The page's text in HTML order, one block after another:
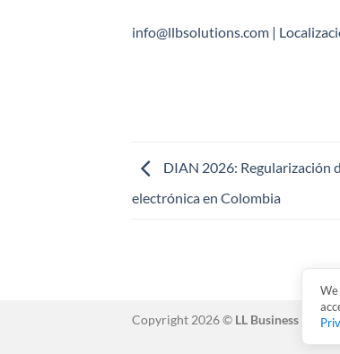
info@llbsolutions.com |
DIAN 2026: Regularización
electrónica en Colombia
Copyright 2026 © LL Business
We